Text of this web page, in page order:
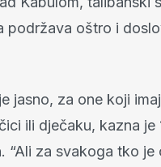
podržava oštro i
jasno, za one koji
ili dječaku, kazna je
“Ali za svakoga tko